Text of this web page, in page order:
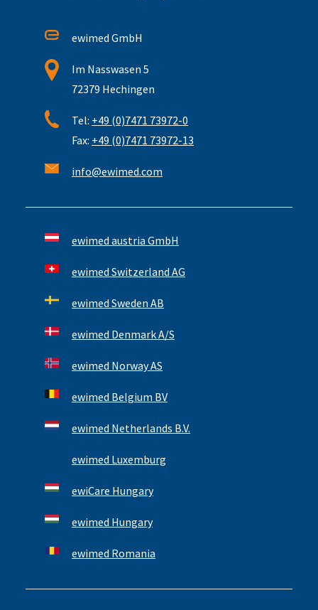
ewimed GmbH
Im Nasswasen 5
72379 Hechingen
Tel: +49 (0)7471 73972-0
Fax: +49 (0)7471 73972-13
info@ewimed.com
ewimed austria GmbH
ewimed Switzerland AG
ewimed Sweden AB
ewimed Denmark A/S
ewimed Norway AS
ewimed Belgium BV
ewimed Netherlands B.V.
ewimed Luxemburg
ewiCare Hungary
ewimed Hungary
ewimed Romania